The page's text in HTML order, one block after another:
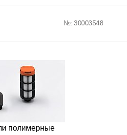
№: 30003548
полимерные